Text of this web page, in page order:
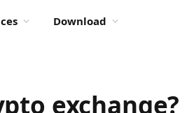
Download
exchange?